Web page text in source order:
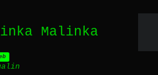
Malinka